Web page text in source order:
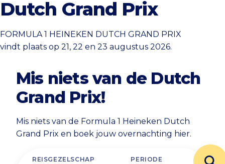
Dutch Grand Prix
FORMULA 1 HEINEKEN DUTCH GRAND PRIX
vindt plaats op 21, 22 en 23 augustus 2026.
Mis niets van de Dutch
Grand Prix!
Mis niets van de Formula 1 Heineken Dutch
Grand Prix en boek jouw overnachting hier.
REISGEZELSCHAP PERIODE